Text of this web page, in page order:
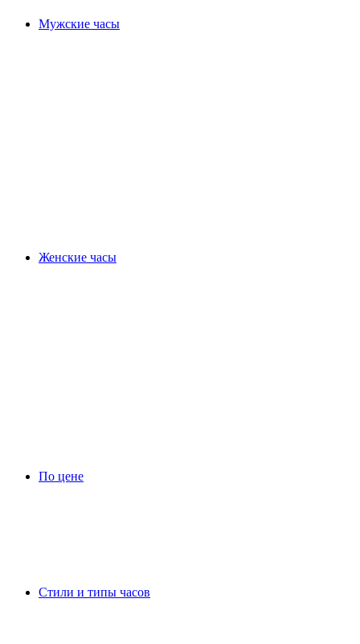
Мужские часы
Женские часы
По цене
Стили и типы часов